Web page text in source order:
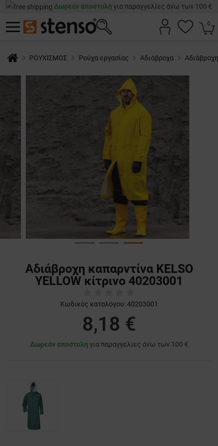
Δωρεάν αποστολή για παραγγελίες άνω των 100 €
0
ΡΟΥΧΙΣΜΟΣ Ρούχα εργασίας Αδιάβροχα
Αδιάβροχη καπαρντίνα KELSO
YELLOW κίτρινο 40203001
Κωδικός καταλόγου: 40203001
8,18 €
Δωρεάν αποστολή για παραγγελίες άνω των 100 €